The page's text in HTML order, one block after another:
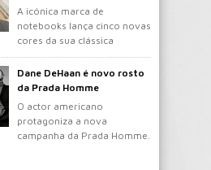
A icónica marca de
notebooks lança cinco novas
cores da sua clássica
mochila.
Dane DeHaan é novo rosto
da Prada Homme
O actor americano
protagoniza a nova
campanha da Prada Homme.